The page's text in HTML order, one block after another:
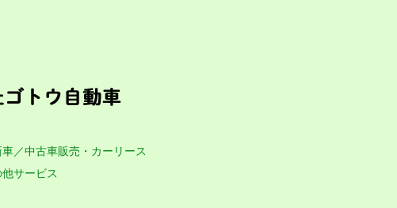
／中古車販売・カーリース
サービス